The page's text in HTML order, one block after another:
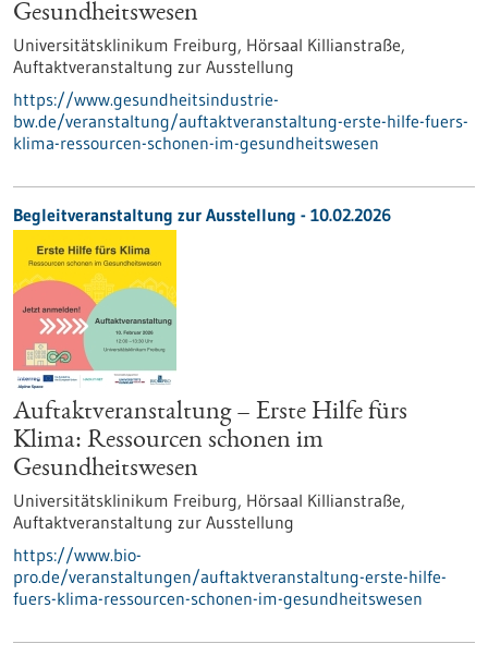
Gesundheitswesen
Universitätsklinikum Freiburg, Hörsaal Killianstraße,
Auftaktveranstaltung zur Ausstellung
https://www.gesundheitsindustrie-
bw.de/veranstaltung/auftaktveranstaltung-erste-hilfe-fuers-
klima-ressourcen-schonen-im-gesundheitswesen
Begleitveranstaltung zur Ausstellung - 10.02.2026
Auftaktveranstaltung – Erste Hilfe fürs
Klima: Ressourcen schonen im
Gesundheitswesen
Universitätsklinikum Freiburg, Hörsaal Killianstraße,
Auftaktveranstaltung zur Ausstellung
https://www.bio-
pro.de/veranstaltungen/auftaktveranstaltung-erste-hilfe-
fuers-klima-ressourcen-schonen-im-gesundheitswesen